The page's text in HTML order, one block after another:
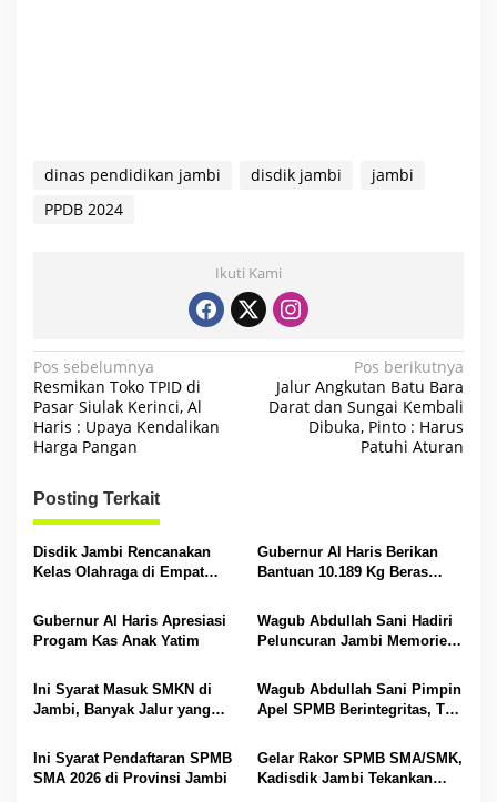
dinas pendidikan jambi disdik jambi
jambi
PPDB 2024
Ikuti Kami
N
a
v
g
a
s
p
o
s
Pos sebelumnya
Resmikan Toko TPID di
Pasar Siulak Kerinci, Al
Haris : Upaya Kendalikan
Harga Pangan
Pos berikutnya
Jalur Angkutan Batu Bara
Darat dan Sungai Kembali
Dibuka, Pinto : Harus
Patuhi Aturan
Posting Terkait
Disdik Jambi Rencanakan
Kelas Olahraga di Empat
Gubernur Al Haris Berikan
Bantuan 10.189 Kg Beras
Sarolangun
Gubernur Al Haris Apresiasi
Progam Kas Anak Yatim
Wagub Abdullah Sani Hadiri
Peluncuran Jambi Memories
Ini Syarat Masuk SMKN di
Jambi, Banyak Jalur yang
Wagub Abdullah Sani Pimpin
Apel SPMB Berintegritas, Tak
Ini Syarat Pendaftaran SPMB
SMA 2026 di Provinsi Jambi
Gelar Rakor SPMB SMA/SMK,
Kadisdik Jambi Tekankan